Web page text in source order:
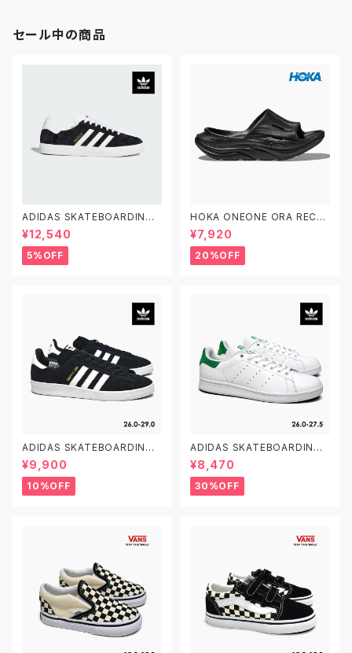
セール中の商品
ADIDAS SKATEBOARDING
GAZELLE ADV FX6563 23.0
-29.0 アディダス スケートボー
ディング ガゼルADV スエード
黒白
¥12,540
5%OFF
HOKA ONEONE ORA RECO
VERY SLIDE 3 ホカオネオネ
オラ リカバリー スライド 3 109
9675 BDGGR メンズ リカバリ
ーサンダル
¥7,920
20%OFF
ADIDAS SKATEBOARDING
CAMPUS ADV B22716 26.0
-29.0 アディダス スケートボー
ディング キャンパスADV
¥9,900
10%OFF
ADIDAS SKATEBOARDING
STAN SMITH ADV GX9753
26.0-27.5 アディダス スケート
ボーディング スタンスミスADV
スケシュー
¥8,470
30%OFF